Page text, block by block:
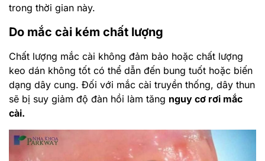
trong thời gian này.
Do mắc cài kém chất lượng
Chất lượng mắc cài không đảm bảo hoặc chất lượng
keo dán không tốt có thể dẫn đến bung tuốt hoặc biến
dạng dây cung. Đối với mắc cài truyền thống, dây thun
sẽ bị suy giảm độ đàn hồi làm tăng nguy cơ rơi mắc
cài.